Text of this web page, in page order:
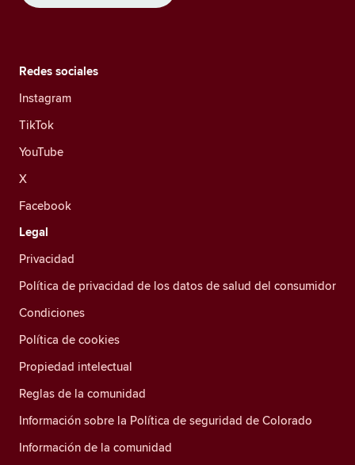
Redes sociales
Instagram
TikTok
YouTube
X
Facebook
Legal
Privacidad
Política de privacidad de los datos de salud del consumidor
Condiciones
Política de cookies
Propiedad intelectual
Reglas de la comunidad
Información sobre la Política de seguridad de Colorado
Información de la comunidad